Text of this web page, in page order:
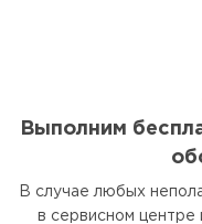
Выполним
В случае любых
в сервисном центре